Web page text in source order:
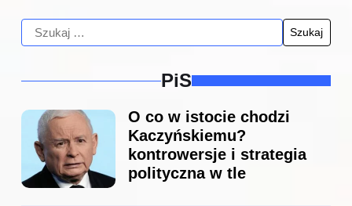
PiS
O co w istocie chodzi
Kaczyńskiemu?
kontrowersje i strategia
polityczna w tle